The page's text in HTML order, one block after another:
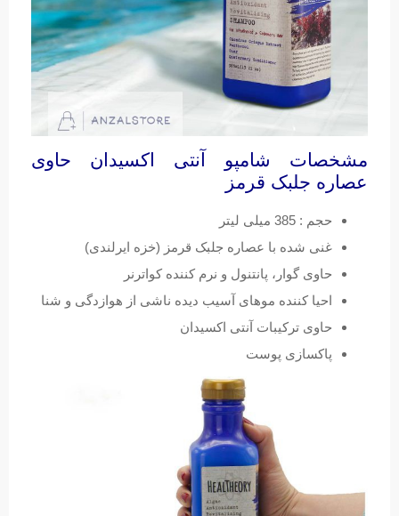
مشخصات شامپو آنتی اکسیدان حاوی
عصاره جلبک قرمز
حجم : 385 میلی لیتر
غنی شده با عصاره جلبک قرمز (خزه ایرلندی)
حاوی گوار، پانتنول و نرم کننده کواترنر
احیا کننده موهای آسیب دیده ناشی از هوازدگی و شنا
حاوی ترکیبات آنتی اکسیدان
پاکسازی پوست